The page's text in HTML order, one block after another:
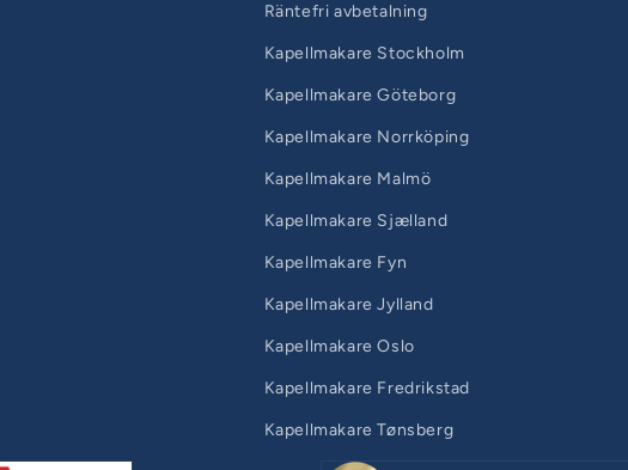
Räntefri avbetalning
Kapellmakare Stockholm
Kapellmakare Göteborg
Kapellmakare Norrköping
Kapellmakare Malmö
Kapellmakare Sjælland
Kapellmakare Fyn
Kapellmakare Jylland
Kapellmakare Oslo
Kapellmakare Fredrikstad
Kapellmakare Tønsberg